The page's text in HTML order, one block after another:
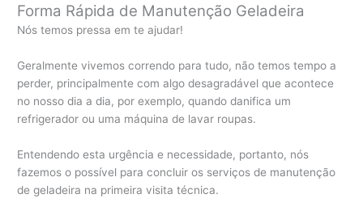
Forma Rápida de Manutenção Geladeira
Nós temos pressa em te ajudar!
Geralmente vivemos correndo para tudo, não temos tempo a
perder, principalmente com algo desagradável que acontece
no nosso dia a dia, por exemplo, quando danifica um
refrigerador ou uma máquina de lavar roupas.
Entendendo esta urgência e necessidade, portanto, nós
fazemos o possível para concluir os serviços de manutenção
de geladeira na primeira visita técnica.